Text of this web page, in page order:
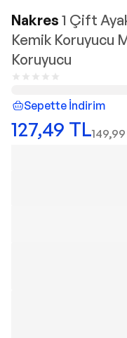
Nakres 1 Çift
Kemik Koruyucu
Koruyucu
Sepette İndirim
127,49 TL149,99